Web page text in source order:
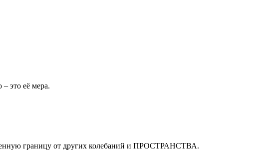
это её мера.
границу от других колебаний и ПРОСТРАНСТВА.